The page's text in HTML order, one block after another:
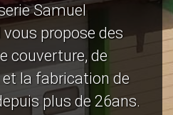
Samuel
propose des
couverture, de
la fabrication de
plus de 26ans.